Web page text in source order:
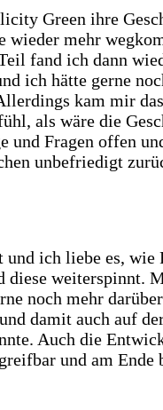
Green ihre
wieder mehr
fand ich dann
ich hätte gerne
kam mir
als wäre die
und Fragen offen
unbefriedigt
ich liebe es, wie
weiterspinnt.
noch mehr
damit auch auf
Auch die
und am